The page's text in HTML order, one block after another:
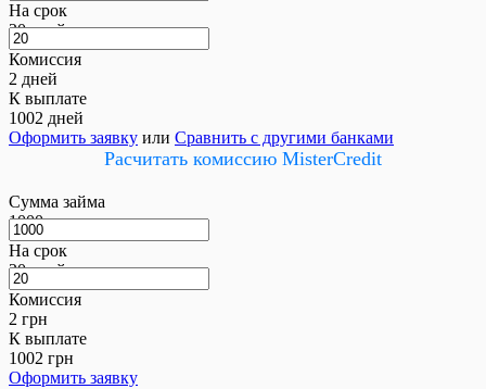
На срок
20дней
Комиссия
2 дней
К выплате
1002 дней
Оформить заявку или Сравнить с другими банками
Расчитать комиссию MisterCredit
Сумма займа
1000грн
На срок
20дней
Комиссия
2 грн
К выплате
1002 грн
Оформить заявку